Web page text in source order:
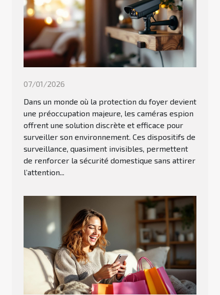
07/01/2026
Dans un monde où la protection du foyer devient
une préoccupation majeure, les caméras espion
offrent une solution discrète et efficace pour
surveiller son environnement. Ces dispositifs de
surveillance, quasiment invisibles, permettent
de renforcer la sécurité domestique sans attirer
l’attention...